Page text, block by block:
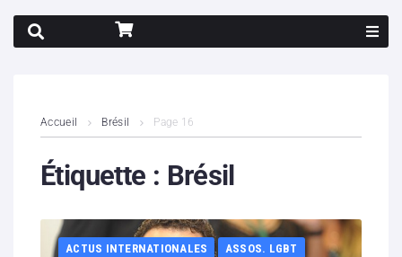
Contenus litigieux
Boutique
Accueil Brésil Page 16
Étiquette : Brésil
ACTUS INTERNATIONALES
ASSOS. LGBT